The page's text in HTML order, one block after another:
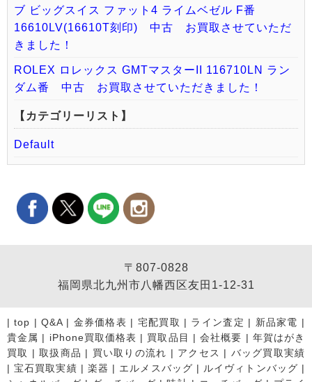
ブ ビッグスイス ファット4 ライムベゼル F番
16610LV(16610T刻印) 中古 お買取させていただ
きました！
ROLEX ロレックス GMTマスターII 116710LN ラン
ダム番 中古 お買取させていただきました！
【カテゴリーリスト】
Default
〒807-0828
福岡県北九州市八幡西区友田1-12-31
|top | Q&A| 金券価格表 | 宅配買取 | ライン査定 | 新品家電 |
貴金属 | iPhone買取価格表 | 買取品目 |会社概要 | 年賀はがき
買取
|取扱商品 | 買い取りの流れ | アクセス | バッグ買取実績
|宝石買取実績 | 楽器 | エルメスバッグ | ルイヴィトンバッグ |